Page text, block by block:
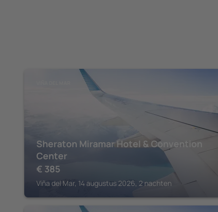
Sheraton Miramar Hotel & Convention
Center
€ 385
Viña del Mar, 14 augustus 2026, 2 nachten